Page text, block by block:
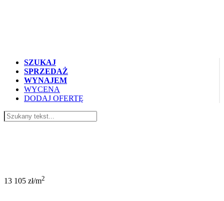
SZUKAJ
SPRZEDAŻ
WYNAJEM
WYCENA
DODAJ OFERTĘ
13 105 zł/m2